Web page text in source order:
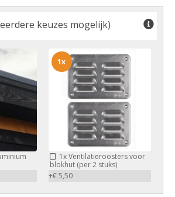
keuzes mogelijk)
1xVentilatieroosters voor
blokhut (per 2 stuks)
+€ 5,50
1x